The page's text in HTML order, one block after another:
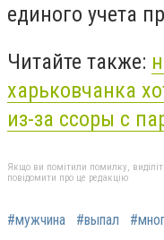
единого учета
Читайте также:
харьковчанка
из-за ссоры с
Якщо ви помітили помилку,
повідомити про це редакцію
#мужчина #выпал